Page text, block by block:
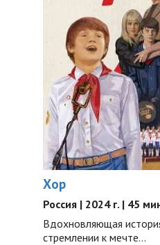
Хор
Россия | 2024 г. | 45
Вдохновляющая
стремлении к мечте…